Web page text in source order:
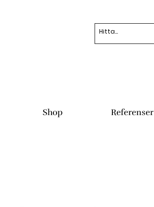
Shop Referenser